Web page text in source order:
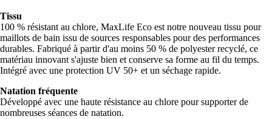
Tissu
100 % résistant au chlore, MaxLife Eco est notre nouveau tissu pour
maillots de bain issu de sources responsables pour des performances
durables. Fabriqué à partir d'au moins 50 % de polyester recyclé, ce
matériau innovant s'ajuste bien et conserve sa forme au fil du temps.
Intégré avec une protection UV 50+ et un séchage rapide.
Natation fréquente
Développé avec une haute résistance au chlore pour supporter de
nombreuses séances de natation.